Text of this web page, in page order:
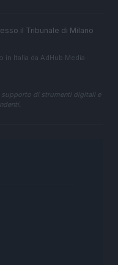
il Tribunale di Milano
in Italia da AdHub Media
supporto di strumenti digitali e